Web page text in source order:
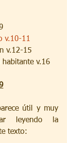
v.10-11
v.12-15
v.16
útil y muy
leyendo la
texto: